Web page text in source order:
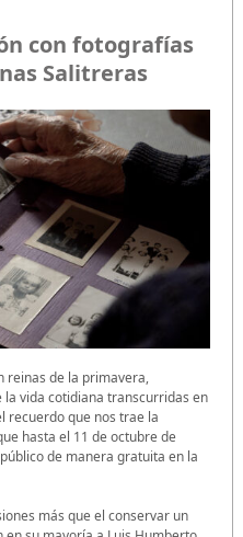
con fotografías
Salitreras
reinas de la primavera,
vida cotidiana transcurridas en
recuerdo que nos trae la
hasta el 11 de octubre de
de manera gratuita en la
más que el conservar un